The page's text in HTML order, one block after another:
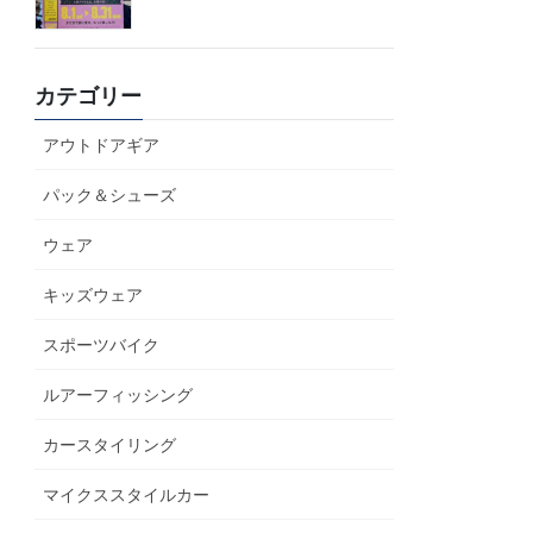
カテゴリー
アウトドアギア
パック＆シューズ
ウェア
キッズウェア
スポーツバイク
ルアーフィッシング
カースタイリング
マイクススタイルカー